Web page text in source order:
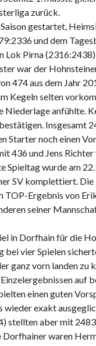
zurück.
gestartet,
und dem
Lok Pirna
war der
474 aus dem Jahr
Kegeln selten
Niederlage anfühlte.
Insgesamt
Starter noch einen
436 und Jens Richter
Spieltag wurde am
SV komplettiert. Die
TOP-Ergebnis von
seiner
in Dorfhain für die
vier Spielen
ganz vorn landen zu
auf
einen guten
wieder exakt
stellten aber mit
Dorfhainer waren